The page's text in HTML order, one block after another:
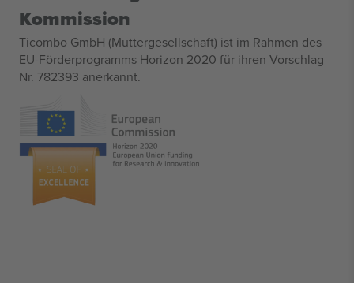
Kommission
Ticombo GmbH (Muttergesellschaft) ist im Rahmen des
EU-Förderprogramms Horizon 2020 für ihren Vorschlag
Nr. 782393 anerkannt.